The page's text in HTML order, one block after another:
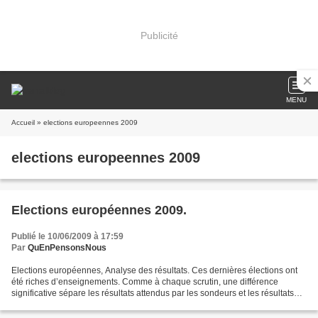
Publicité
MENU
Accueil » elections europeennes 2009
elections europeennes 2009
Elections européennes 2009.
Publié le 10/06/2009 à 17:59
Par QuEnPensonsNous
Elections européennes, Analyse des résultats. Ces dernières élections ont
été riches d’enseignements. Comme à chaque scrutin, une différence
significative sépare les résultats attendus par les sondeurs et les résultats